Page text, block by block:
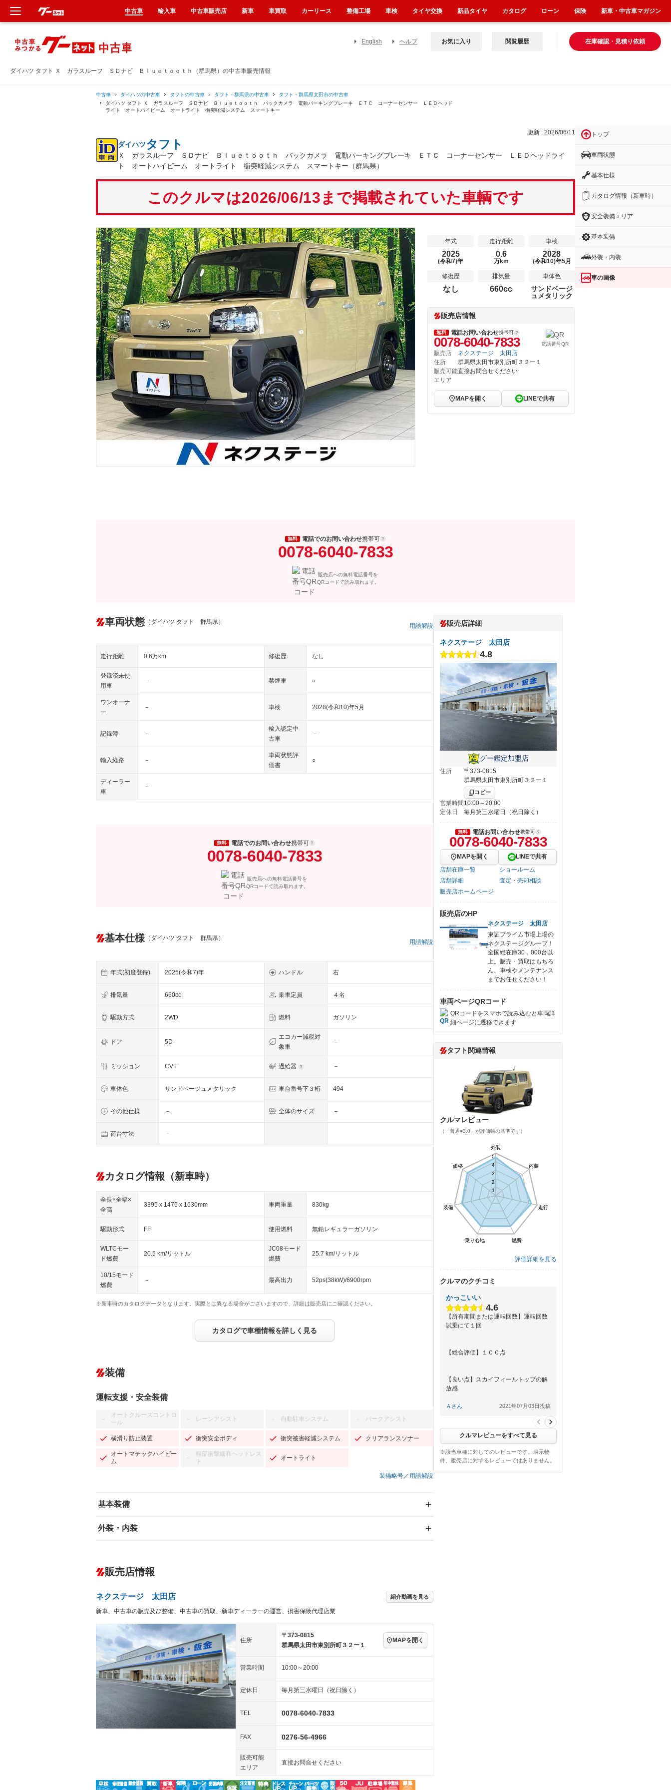
ダイハツ タフト Ｘ ガラスルーフ ＳＤナビ Ｂｌｕｅｔｏｏｔｈ（群馬県）の中古車販売情報
English ヘルプ 在庫確認・見積り依頼
お気に入り 閲覧履歴
中古車 ダイハツの中古車 タフトの中古車 タフト・群馬県の中古車
タフト・群馬県太田市の中古車
ダイハツ タフト Ｘ ガラスルーフ ＳＤナビ Ｂｌｕｅｔｏｏｔｈ バックカメラ 電動パーキングブレーキ ＥＴＣ コーナーセンサー ＬＥＤヘッド
ライト オートハイビーム オートライト 衝突軽減システム スマートキー
更新 : 2026/06/11
ダイハツタフト
Ｘ ガラスルーフ ＳＤナビ Ｂｌｕｅｔｏｏｔｈ バックカメラ 電動パーキングブレーキ ＥＴＣ コーナーセンサー ＬＥＤヘッドライ
ト オートハイビーム オートライト 衝突軽減システム スマートキー（群馬県）
このクルマは2026/06/13まで掲載されていた車輌です
年式
2025
(令和7)年
走行距離
0.6
万km
車検
2028
(令和10)年5月
修復歴
なし
排気量
660cc
車体色
サンドベージ
ュメタリック
販売店情報
無料 電話お問い合わせ携帯可
0078-6040-7833 電話番号QR
販売店
ネクステージ 太田店
住所
群馬県太田市東別所町３２ー１
販売可能
エリア
直接お問合せください
MAPを開く LINEで共有
無料 電話でのお問い合わせ携帯可
0078-6040-7833
販売店への無料電話番号を
QRコードで読み取れます。
車両状態 （ダイハツ タフト 群馬県）
用語解説
走行距離 0.6万km 修復歴 なし
登録済未使
用車
－ 禁煙車 ○
ワンオーナ
ー
－ 車検 2028(令和10)年5月
記録簿 －
輸入認定中
古車
－
輸入経路 －
車両状態評
価書
○
ディーラー
車
－
無料 電話でのお問い合わせ携帯可
0078-6040-7833
販売店への無料電話番号を
QRコードで読み取れます。
基本仕様 （ダイハツ タフト 群馬県）
用語解説
年式(初度登録) 2025(令和7)年 ハンドル 右
排気量 660cc 乗車定員 ４名
駆動方式 2WD 燃料 ガソリン
ドア 5D
エコカー減税対
象車
－
ミッション CVT 過給器 －
車体色 サンドベージュメタリック 車台番号下３桁 494
その他仕様 － 全体のサイズ －
荷台寸法 －
カタログ情報（新車時）
全長×全幅×
全高
3395 x 1475 x 1630mm 車両重量 830kg
駆動形式 FF 使用燃料 無鉛レギュラーガソリン
WLTCモー
ド燃費
20.5 km/リットル
JC08モード
燃費
25.7 km/リットル
10/15モード
燃費
－ 最高出力 52ps(38kW)/6900rpm
※新車時のカタログデータとなります。実際とは異なる場合がございますので、詳細は販売店にご確認ください。
カタログで車種情報を詳しく見る
装備
運転支援・安全装備
－
オートクルーズコントロ
ール
－ レーンアシスト － 自動駐車システム － パークアシスト
横滑り防止装置 衝突安全ボディ 衝突被害軽減システム クリアランスソナー
オートマチックハイビー
ム
－
頸部衝撃緩和ヘッドレス
ト
オートライト
装備略号／用語解説
基本装備
エアバッグ：運転席/助手席/サイド
－ ダウンヒルアシストコントロール
Bluetooth接続 センターデフロック
装備略号／用語解説
外装・内装
オーディオ：ミュージックプレイヤー接続可
－
ー
キーレス
LEDヘッドランプ － HID(キセノンライト) － ポータブルナビ
エアロ
ランフラットタイヤ － パワーシート 3列シート － ベンチシート
－ フルフラットシート － チップアップシート オットマン
シートヒーター － ウォークスルー
シートエアコン
－ ルーフレール エアサスペンション
販売店情報
ネクステージ 太田店 紹介動画を見る
新車、中古車の販売及び整備、中古車の買取、新車ディーラーの運営、損害保険代理店業
住所
〒373-0815
群馬県太田市東別所町３２ー１
MAPを開く
営業時間 10:00～20:00
定休日 毎月第三水曜日（祝日除く）
TEL 0078-6040-7833
FAX 0276-56-4966
販売可能
エリア
直接お問合せください
販売店詳細
ネクステージ 太田店
4.8
グー鑑定加盟店
住所
〒373-0815
群馬県太田市東別所町３２ー１
コピー
営業時間10:00～20:00
定休日
毎月第三水曜日（祝日除く）
無料 電話お問い合わせ携帯可
0078-6040-7833
MAPを開く
LINEで共有
店舗在庫一覧
ショールーム
店舗詳細
査定・売却相談
販売店ホームページ
販売店のHP
ネクステージ 太田店
東証プライム市場上場の
ネクステージグループ！
全国総在庫30，000台以
上。販売・買取はもちろ
ん、車検やメンテナンス
までお任せください！
車両ページQRコード
QRコードをスマホで読み込むと車両詳
細ページに遷移できます
タフト関連情報
クルマレビュー
（「普通=3.0」が評価軸の基準です）
外装
内装
走行
燃費
乗り心地
装備
価格
1
2
3
4
5
外装
内装
走行
燃費
乗り心地
装備
価格
1
2
3
4
5
評価詳細を見る
クルマのクチコミ
かっこいい
4.6
【所有期間または運転回数】運転回数
試乗にて１回
【総合評価】１００点
【良い点】スカイフィールトップの解
放感
特化していて、機能などは少し劣る
Ａさん 2021年07月03日投稿
クルマレビューをすべて見る
※該当車種に対してのレビューです。表示物
件、販売店に対するレビューではありません。
トップ
車両状態
基本仕様
カタログ情報（新車時）
安全装備エリア
基本装備
外装・内装
車の画像
中古車 輸入車 中古車販売店 新車 車買取 カーリース 整備工場 車検 タイヤ交換 新品タイヤ カタログ ローン 保険 新車・中古車マガジン
新車
中古車